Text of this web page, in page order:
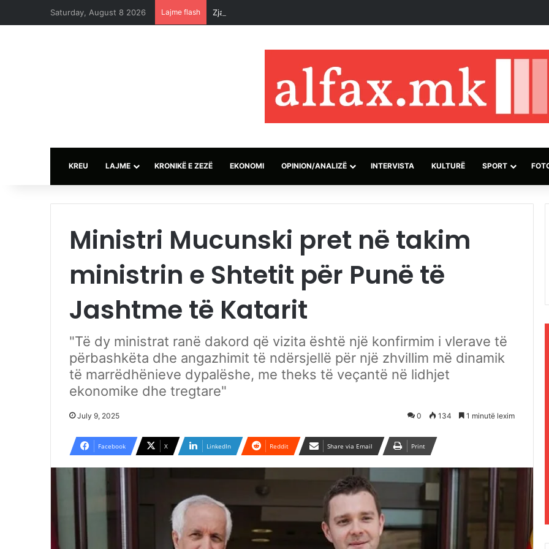
Saturday, August 8 2026 Lajme flash Zjarret djegin 45,000 hektarë në rajonin e Atikës në Greqi brenda 91 orëve
KREU LAJME KRONIKË E ZEZË EKONOMI OPINION/ANALIZË INTERVISTA KULTURË SPORT
Ministri Mucunski pret në takim
ministrin e Shtetit për Punë të
Jashtme të Katarit
"Të dy ministrat ranë dakord që vizita është një konfirmim i vlerave të
përbashkëta dhe angazhimit të ndërsjellë për një zhvillim më dinamik
të marrëdhënieve dypalëshe, me theks të veçantë në lidhjet
ekonomike dhe tregtare"
July 9, 2025 0 134 1 minutë lexim
Facebook X LinkedIn Reddit Share via Email Print